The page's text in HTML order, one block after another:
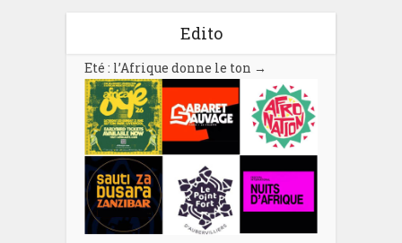
Edito
Eté : l’Afrique donne le ton →